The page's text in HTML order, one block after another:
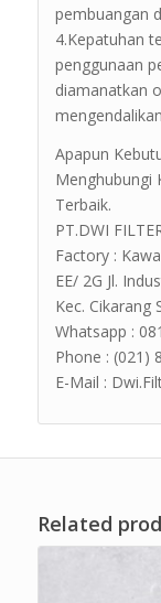
pembuangan
4.Kepatuhan
penggunaan
diamanatkan
Apapun
Menghubungi
Terbaik.
PT.DWI
Factory :
EE/ 2G Jl.
Kec. Cikarang
Whatsapp :
Phone : (021)
E-Mail :
Related